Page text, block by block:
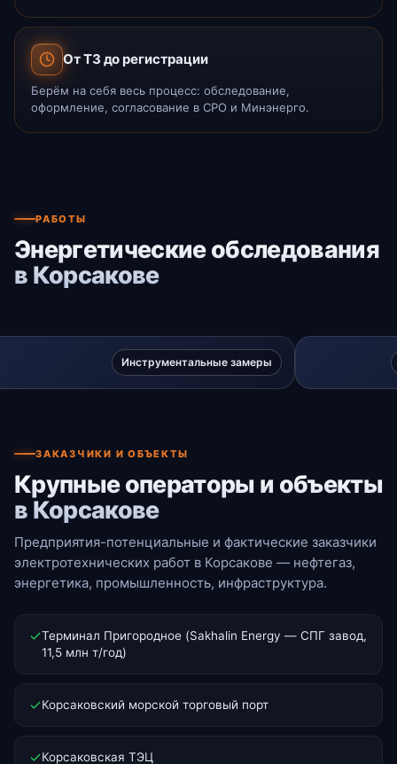
От ТЗ до регистрации
Берём на себя весь процесс: обследование,
оформление, согласование в СРО и Минэнерго.
РАБОТЫ
Энергетические обследования
в Корсакове
Инструментальные замеры
ЗАКАЗЧИКИ И ОБЪЕКТЫ
Крупные операторы и объекты
в Корсакове
Предприятия-потенциальные и фактические заказчики
электротехнических работ в Корсакове — нефтегаз,
энергетика, промышленность, инфраструктура.
Терминал Пригородное (Sakhalin Energy — СПГ завод,
11,5 млн т/год)
Корсаковский морской торговый порт
Корсаковская ТЭЦ